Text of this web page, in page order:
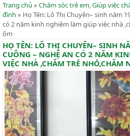
Trang chủ » Chăm sóc trẻ em,Giúp việc
đình » Họ Tên: Lô Thị Chuyên– sinh năm
có 2 năm kinh nghiệm làm giúp việc nhà
ốm
HỌ TÊN: LÔ THỊ CHUYÊN– SINH
CUÔNG – NGHỆ AN CÓ 2 NĂM
VIỆC NHÀ ,CHĂM TRẺ NHỎ,CHĂM